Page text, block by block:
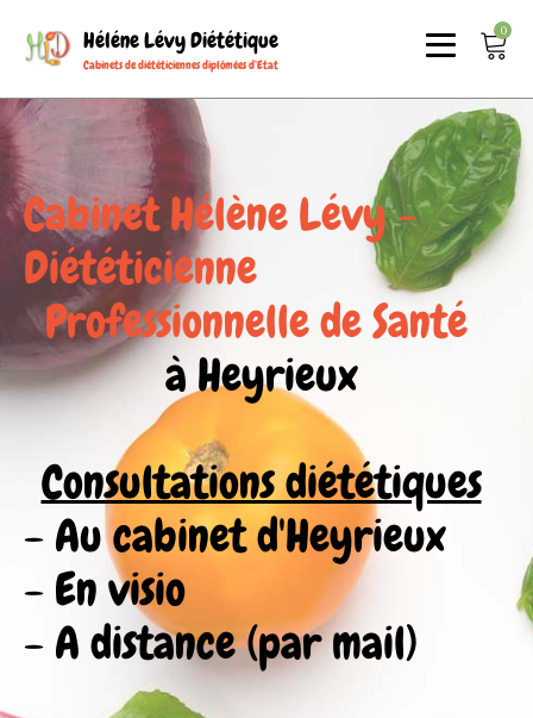
Héléne Lévy Diététique
Cabinets de diététiciennes diplômées d’Etat
0
Cabinet Hélène Lévy -
Diététicienne
Professionnelle de Santé
à Heyrieux
Consultations diététiques
- Au cabinet d'Heyrieux
- En visio
- A distance (par mail)